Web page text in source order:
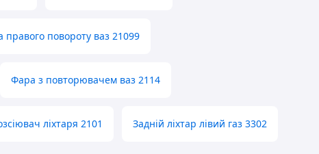
правого повороту ваз 21099
Фара з повторювачем ваз 2114
ліхтаря 2101 Задній ліхтар лівий газ 3302